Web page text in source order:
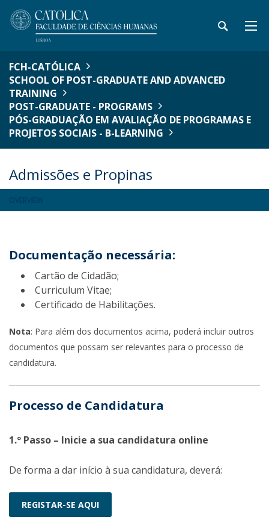
FCH-CATÓLICA
SCHOOL OF POST-GRADUATE AND ADVANCED
TRAINING
POST-GRADUATE - PROGRAMS
PÓS-GRADUAÇÃO EM AVALIAÇÃO DE PROGRAMAS E
PROJETOS SOCIAIS - B-LEARNING
Admissões e Propinas
Documentação necessária:
Cartão de Cidadão;
Curriculum Vitae;
Certificado de Habilitações.
Nota: Para além dos documentos acima, poderá incluir outros
documentos que possam ser relevantes para o processo de
candidatura.
Processo de Candidatura
1.º Passo – Inicie a sua candidatura online
De forma a dar início à sua candidatura, deverá:
REGISTAR-SE AQUI